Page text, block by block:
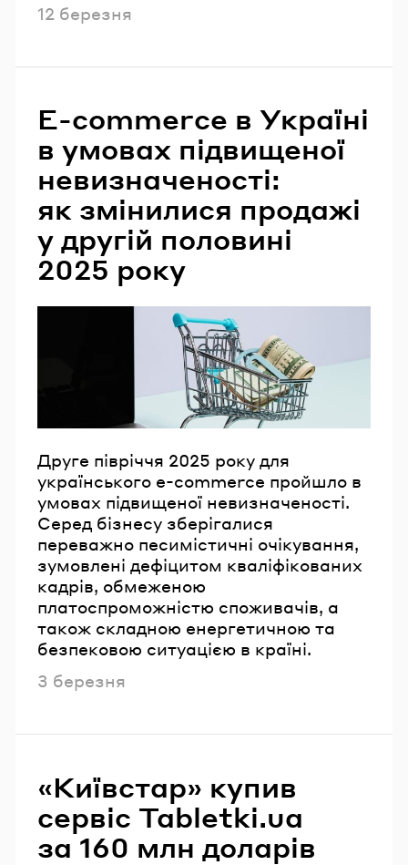
Опубліковано
12 березня
E-commerce в Україні
в умовах підвищеної
невизначеності:
як змінилися продажі
у другій половині
2025 року
Друге півріччя 2025 року для
українського e-commerce пройшло в
умовах підвищеної невизначеності.
Серед бізнесу зберігалися
переважно песимістичні очікування,
зумовлені дефіцитом кваліфікованих
кадрів, обмеженою
платоспроможністю споживачів, а
також складною енергетичною та
безпековою ситуацією в країні.
Опубліковано
3 березня
«Київстар» купив
сервіс Tabletki.ua
за 160 млн доларів